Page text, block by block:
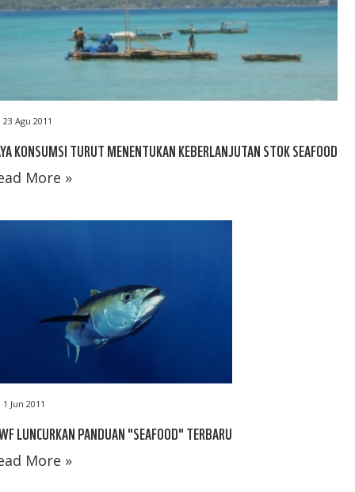
23 Agu 2011
KONSUMSI TURUT MENENTUKAN KEBERLANJUTAN STOK SEAFOOD
More »
1 Jun 2011
LUNCURKAN PANDUAN "SEAFOOD" TERBARU
More »